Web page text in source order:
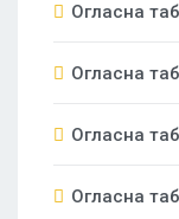
Огласна
Огласна
Огласна
Огласна